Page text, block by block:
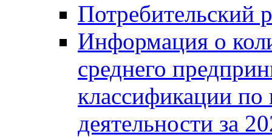
Потребительский
Информация о
среднего
классификации
деятельности за